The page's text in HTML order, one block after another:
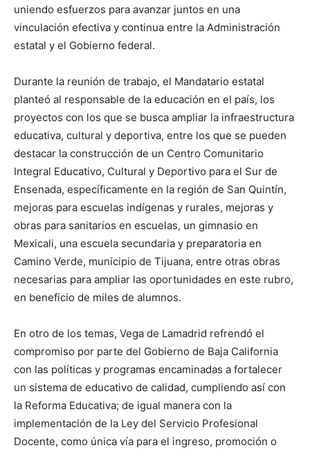
uniendo esfuerzos para avanzar juntos en una
vinculación efectiva y continua entre la Administración
estatal y el Gobierno federal.
Durante la reunión de trabajo, el Mandatario estatal
planteó al responsable de la educación en el país, los
proyectos con los que se busca ampliar la infraestructura
educativa, cultural y deportiva, entre los que se pueden
destacar la construcción de un Centro Comunitario
Integral Educativo, Cultural y Deportivo para el Sur de
Ensenada, específicamente en la región de San Quintín,
mejoras para escuelas indígenas y rurales, mejoras y
obras para sanitarios en escuelas, un gimnasio en
Mexicali, una escuela secundaria y preparatoria en
Camino Verde, municipio de Tijuana, entre otras obras
necesarias para ampliar las oportunidades en este rubro,
en beneficio de miles de alumnos.
En otro de los temas, Vega de Lamadrid refrendó el
compromiso por parte del Gobierno de Baja California
con las políticas y programas encaminadas a fortalecer
un sistema de educativo de calidad, cumpliendo así con
la Reforma Educativa; de igual manera con la
implementación de la Ley del Servicio Profesional
Docente, como única vía para el ingreso, promoción o